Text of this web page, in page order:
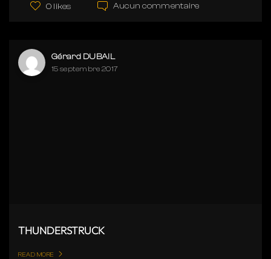
0 likes Aucun commentaire
Gérard DUBAIL
15 septembre 2017
THUNDERSTRUCK
READ MORE